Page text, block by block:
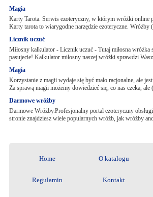
Magia
Karty Tarota. Serwis ezoteryczny, w którym wróżki online
Karty tarota to wiarygodne narzędzie ezoteryczne. Wróżby
Licznik uczuć
Miłosny kalkulator - Licznik uczuć - Tutaj miłosna wróżka
pasujecie! Kalkulator miłosny naszej wróżki sprawdzi
Magia
Korzystanie z magii wydaje się być mało racjonalne, ale
Za sprawą magii możemy dowiedzieć się, co nas czeka, ale
Darmowe wróżby
Darmowe Wróżby.Profesjonalny portal ezoteryczny
stronie znajdziesz wiele popularnych wróżb, jak wróżby
Home O katalogu
Regulamin Kontakt